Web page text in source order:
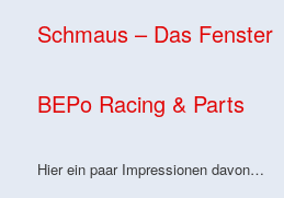
Schmaus – Das Fenster
BEPo Racing & Parts
Hier ein paar Impressionen davon…